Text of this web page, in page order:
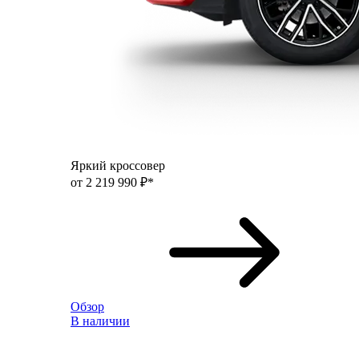
Яркий кроссовер
от 2 219 990 ₽*
Обзор
В наличии